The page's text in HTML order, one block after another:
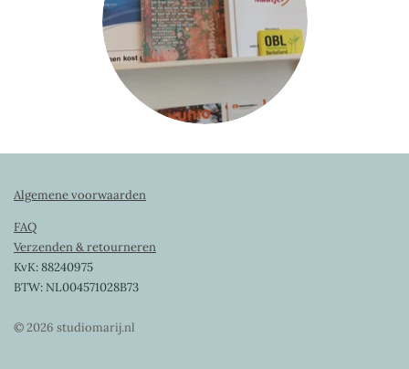
Algemene voorwaarden
FAQ
Verzenden & retourneren
KvK: 88240975
BTW: NL004571028B73
© 2026 studiomarij.nl